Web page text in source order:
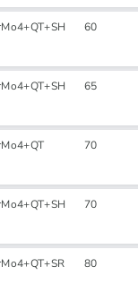
60
65
70
70
80